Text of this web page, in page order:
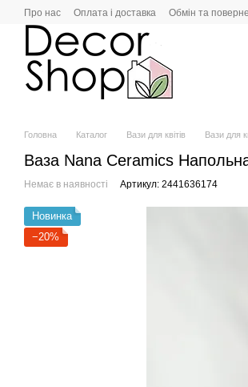
Перейти до основного контенту
Про нас Оплата і доставка Обмін та
Головна Каталог Вази для квітів Вази для
Ваза Nana Ceramics
Немає в наявності Артикул: 2441636174
Новинка
−20%